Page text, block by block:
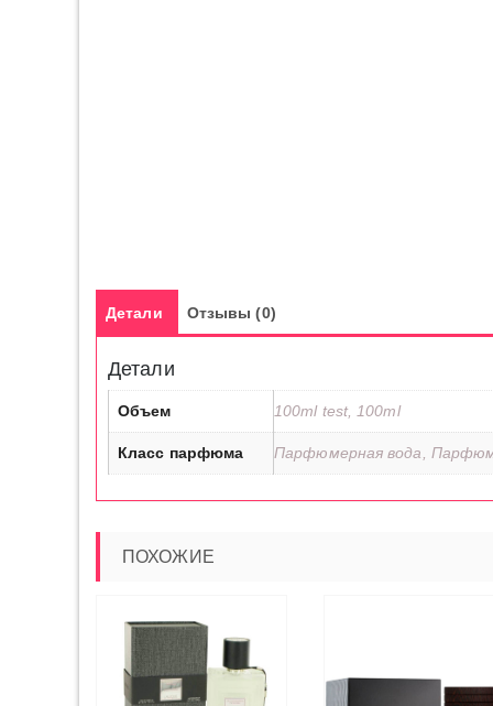
Детали Отзывы (0)
Детали
Объем 100ml test, 100ml
Класс парфюма Парфюмерная вода,
ПОХОЖИЕ